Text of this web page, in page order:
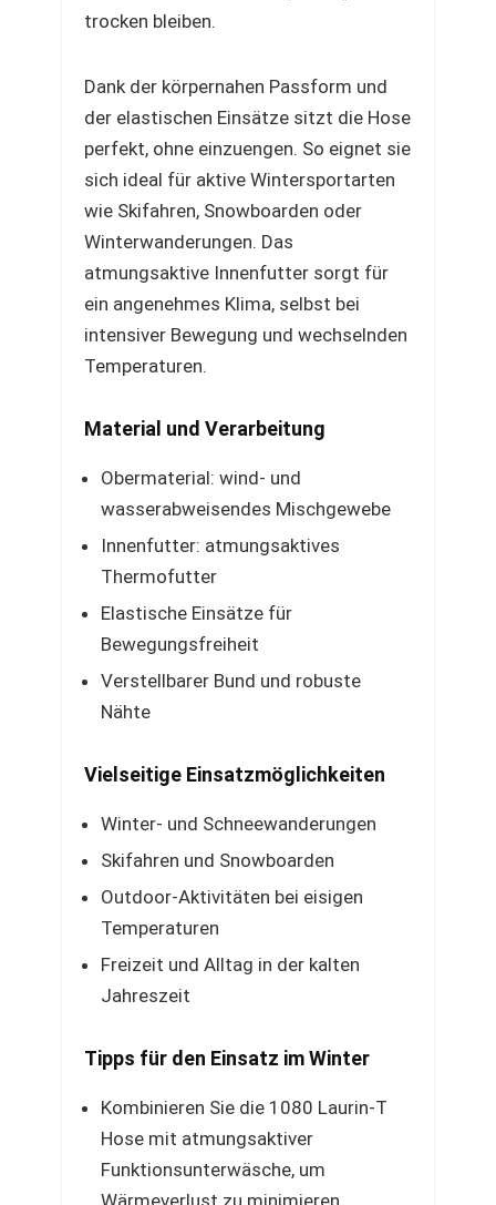
trocken bleiben.
Dank der körpernahen Passform und
der elastischen Einsätze sitzt die Hose
perfekt, ohne einzuengen. So eignet sie
sich ideal für aktive Wintersportarten
wie Skifahren, Snowboarden oder
Winterwanderungen. Das
atmungsaktive Innenfutter sorgt für
ein angenehmes Klima, selbst bei
intensiver Bewegung und wechselnden
Temperaturen.
Material und Verarbeitung
Obermaterial: wind- und
wasserabweisendes Mischgewebe
Innenfutter: atmungsaktives
Thermofutter
Elastische Einsätze für
Bewegungsfreiheit
Verstellbarer Bund und robuste
Nähte
Vielseitige Einsatzmöglichkeiten
Winter- und Schneewanderungen
Skifahren und Snowboarden
Outdoor-Aktivitäten bei eisigen
Temperaturen
Freizeit und Alltag in der kalten
Jahreszeit
Tipps für den Einsatz im Winter
Kombinieren Sie die 1080 Laurin-T
Hose mit atmungsaktiver
Funktionsunterwäsche, um
Wärmeverlust zu minimieren.